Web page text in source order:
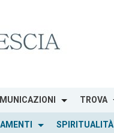
TROVA
SPIRITUALITÀ